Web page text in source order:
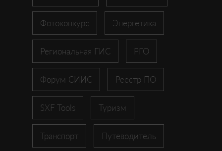
Фотоконкурс Энергетика
Региональная ГИС РГО
Форум СИИС Реестр ПО
SXF Tools Туризм
Транспорт Путеводитель